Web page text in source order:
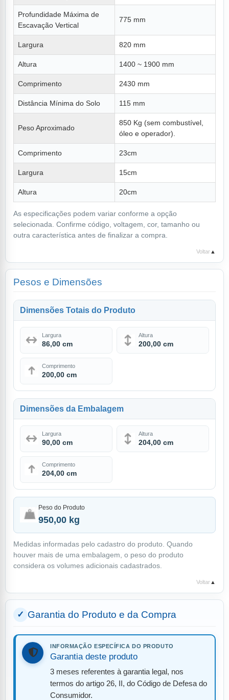
Profundidade Máxima de
Escavação Vertical
775 mm
Largura 820 mm
Altura 1400 ~ 1900 mm
Comprimento 2430 mm
Distância Mínima do Solo 115 mm
Peso Aproximado
850 Kg (sem combustível,
óleo e operador).
Comprimento 23cm
Largura 15cm
Altura 20cm
As especificações podem variar conforme a opção
selecionada. Confirme código, voltagem, cor, tamanho ou
outra característica antes de finalizar a compra.
Voltar ▲
Pesos e Dimensões
Dimensões Totais do Produto
Largura
86,00 cm
Altura
200,00 cm
Comprimento
200,00 cm
Dimensões da Embalagem
Largura
90,00 cm
Altura
204,00 cm
Comprimento
204,00 cm
Peso do Produto
950,00 kg
Medidas informadas pelo cadastro do produto. Quando
houver mais de uma embalagem, o peso do produto
considera os volumes adicionais cadastrados.
Voltar ▲
Garantia do Produto e da Compra
INFORMAÇÃO ESPECÍFICA DO PRODUTO
Garantia deste produto
3 meses referentes à garantia legal, nos
termos do artigo 26, II, do Código de Defesa do
Consumidor.